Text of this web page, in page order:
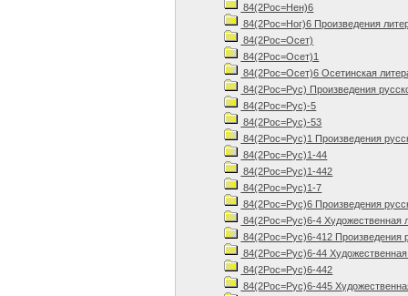
84(2Рос=Нен)6
84(2Рос=Ног)6 Произведения
84(2Рос=Осет)
84(2Рос=Осет)1
84(2Рос=Осет)6 Осетинская
84(2Рос=Рус) Произведения
84(2Рос=Рус)-5
84(2Рос=Рус)-53
84(2Рос=Рус)1 Произведения
84(2Рос=Рус)1-44
84(2Рос=Рус)1-442
84(2Рос=Рус)1-7
84(2Рос=Рус)6 Произведения
84(2Рос=Рус)6-4 Художественная
84(2Рос=Рус)6-412 Произведения
84(2Рос=Рус)6-44
84(2Рос=Рус)6-442
84(2Рос=Рус)6-445